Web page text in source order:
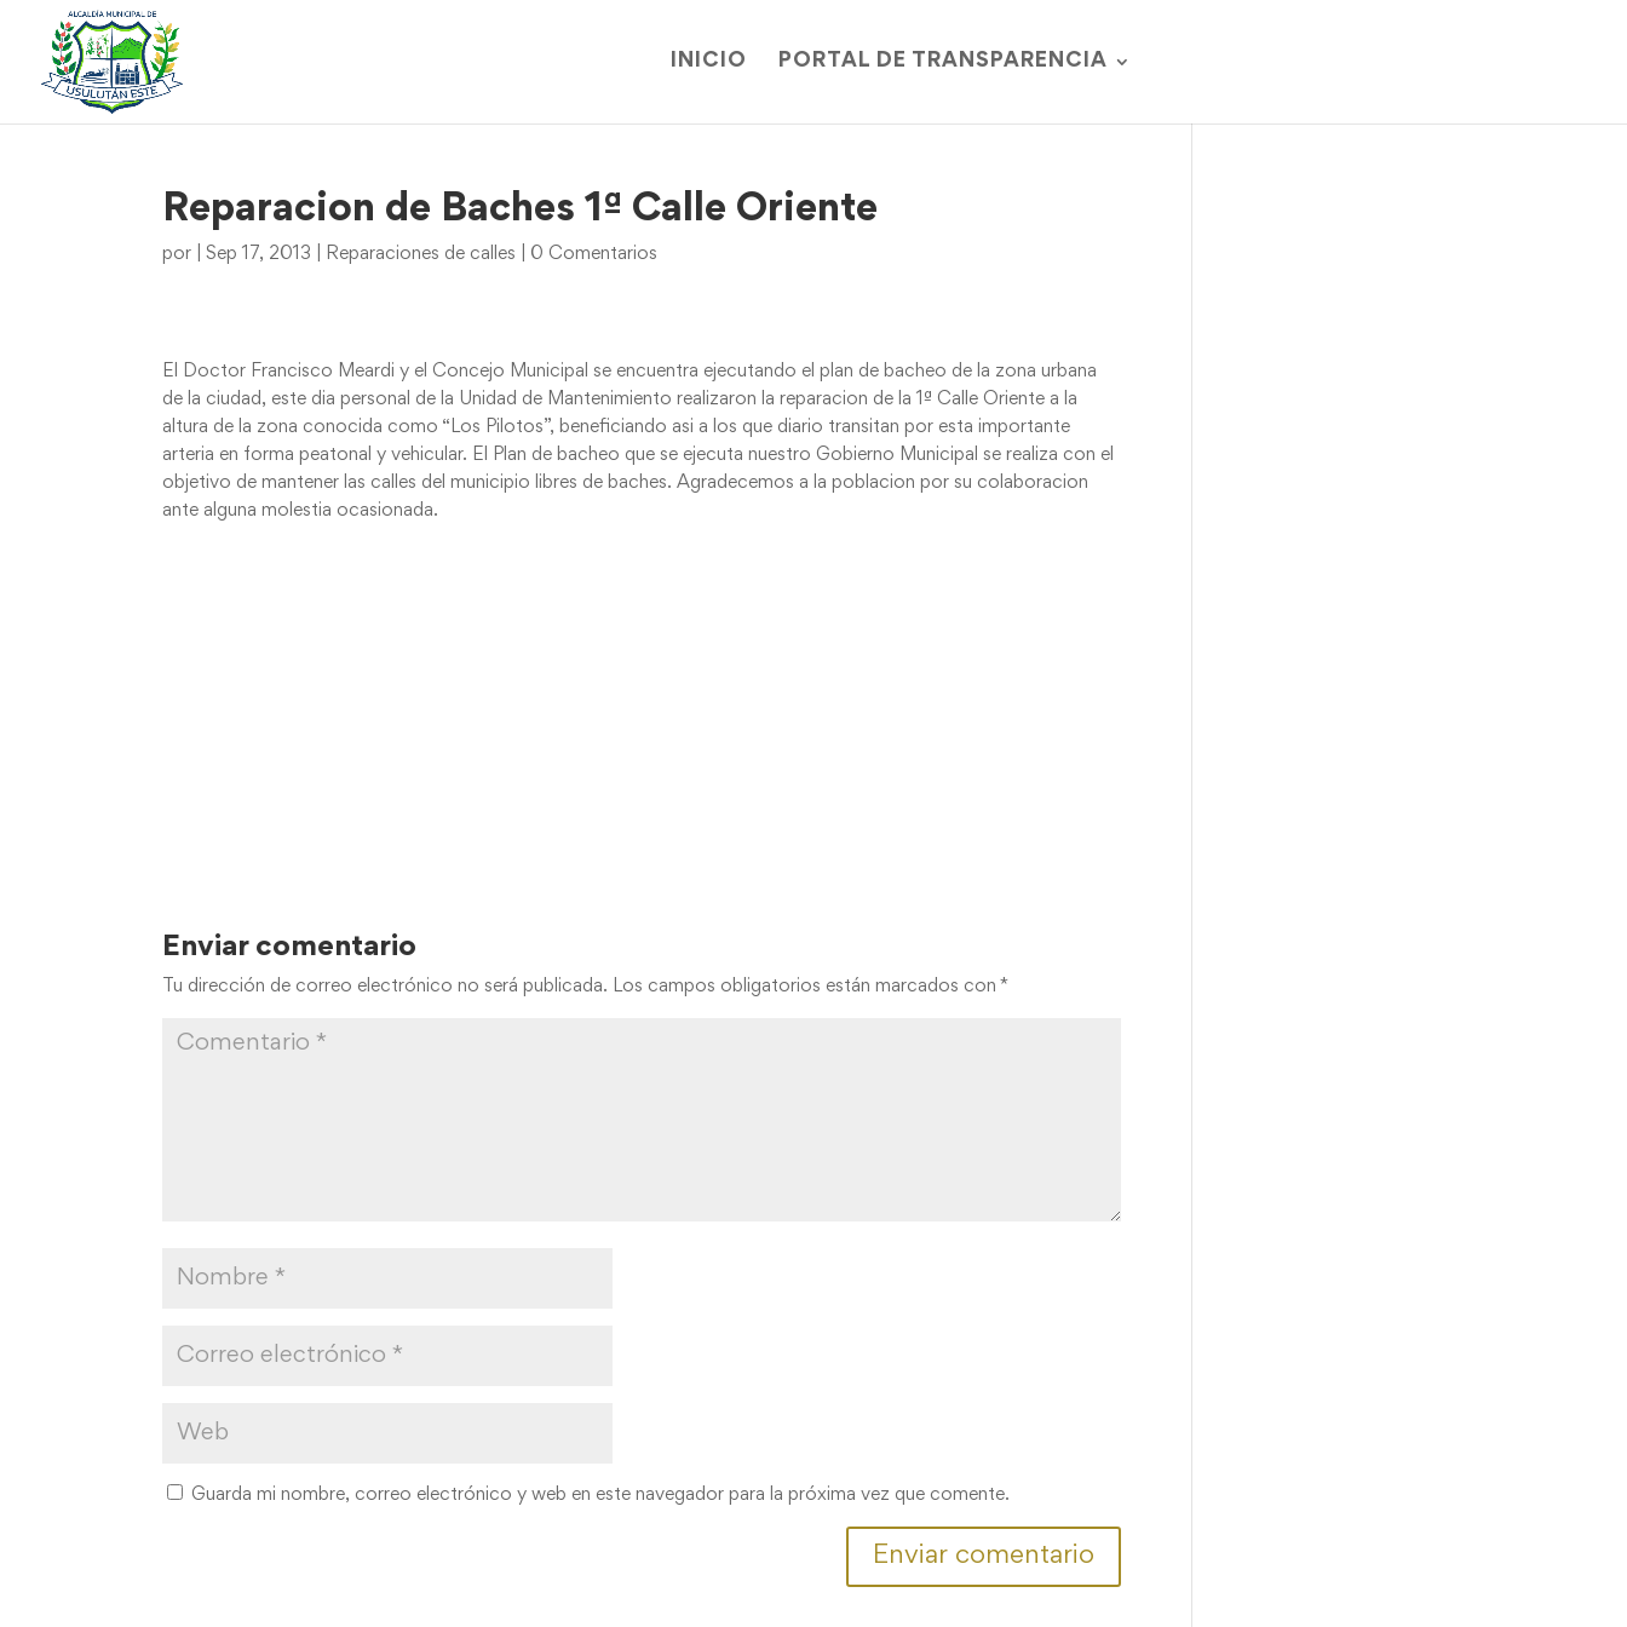
INICIO PORTAL DE TRANSPARENCIA
Reparacion de Baches 1ª Calle Oriente
por |Sep 17, 2013 Reparaciones de calles 0 Comentarios
El Doctor Francisco Meardi y el Concejo Municipal se encuentra ejecutando el plan de bacheo de la zona urbana
de la ciudad, este dia personal de la Unidad de Mantenimiento realizaron la reparacion de la 1ª Calle Oriente a la
altura de la zona conocida como “Los Pilotos”, beneficiando asi a los que diario transitan por esta importante
arteria en forma peatonal y vehicular. El Plan de bacheo que se ejecuta nuestro Gobierno Municipal se realiza con el
objetivo de mantener las calles del municipio libres de baches. Agradecemos a la poblacion por su colaboracion
ante alguna molestia ocasionada.
Enviar comentario
Tu dirección de correo electrónico no será publicada. Los campos obligatorios están marcados con *
Guarda mi nombre, correo electrónico y web en este navegador para la próxima vez que comente.